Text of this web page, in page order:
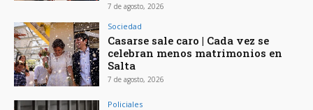
7 de agosto, 2026
Sociedad
Casarse sale caro | Cada vez se
celebran menos matrimonios en
Salta
7 de agosto, 2026
Policiales